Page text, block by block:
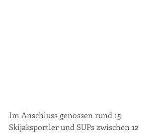
Im Anschluss genossen rund 15
Skijaksportler und SUPs zwischen 12